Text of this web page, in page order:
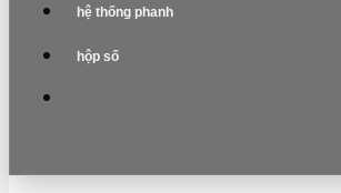
hệ thống phanh
hộp số